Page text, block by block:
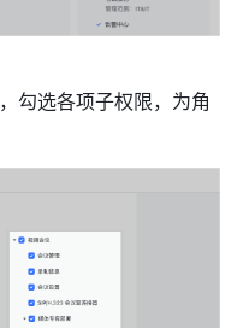
，勾选各项子权限，为角